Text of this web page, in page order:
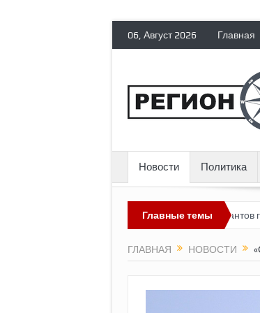
06, Август 2026 Главная
Новости Политика
Главные темы
лишает политических эмигрантов гражданских прав
ГЛАВНАЯ НОВОСТИ